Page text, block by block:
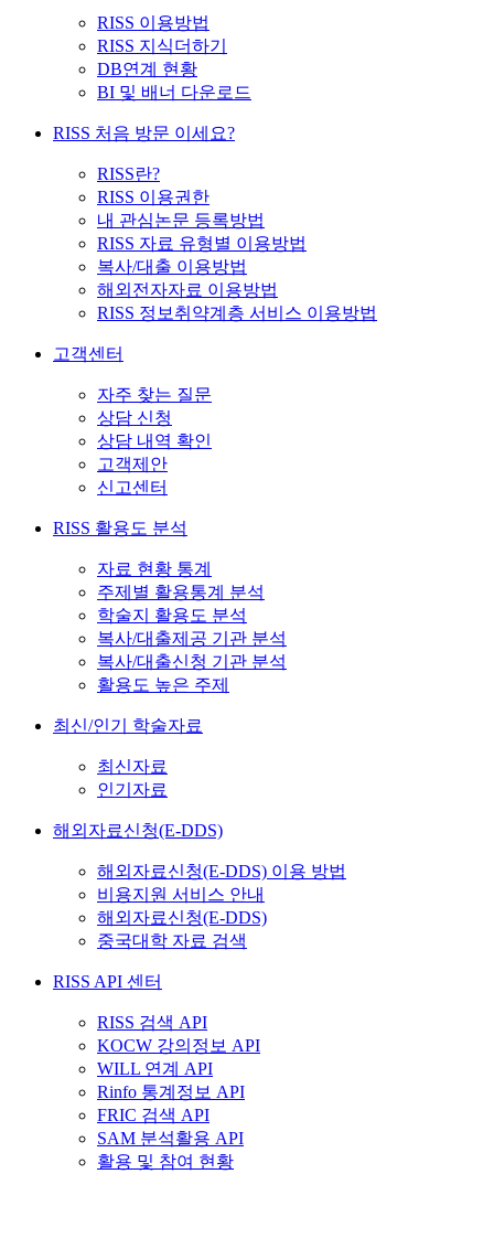
RISS 이용방법
RISS 지식더하기
DB연계 현황
BI 및 배너 다운로드
RISS 처음 방문 이세요?
RISS란?
RISS 이용권한
내 관심논문 등록방법
RISS 자료 유형별 이용방법
복사/대출 이용방법
해외전자자료 이용방법
RISS 정보취약계층 서비스 이용방법
고객센터
자주 찾는 질문
상담 신청
상담 내역 확인
고객제안
신고센터
RISS 활용도 분석
자료 현황 통계
주제별 활용통계 분석
학술지 활용도 분석
복사/대출제공 기관 분석
복사/대출신청 기관 분석
활용도 높은 주제
최신/인기 학술자료
최신자료
인기자료
해외자료신청(E-DDS)
해외자료신청(E-DDS) 이용 방법
비용지원 서비스 안내
해외자료신청(E-DDS)
중국대학 자료 검색
RISS API 센터
RISS 검색 API
KOCW 강의정보 API
WILL 연계 API
Rinfo 통계정보 API
FRIC 검색 API
SAM 분석활용 API
활용 및 참여 현황